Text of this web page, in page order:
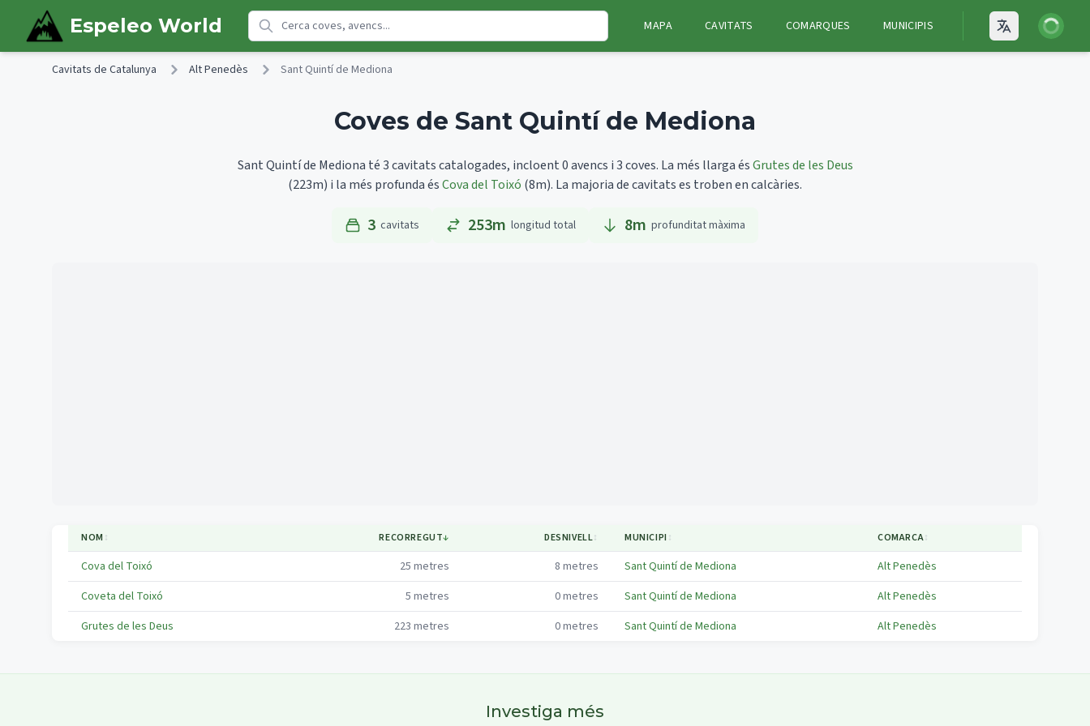
Skip to main content
Espeleo World MAPA CAVITATS COMARQUES MUNICIPIS Open
Iniciar
Cavitats de Catalunya Alt Penedès Sant Quintí de Mediona
Coves de Sant Quintí de Mediona
Sant Quintí de Mediona té 3 cavitats catalogades, incloent 0 avencs i 3 coves. La més llarga ésGrutes de les Deus
(223m) i la més profunda ésCova del Toixó (8m). La majoria de cavitats es troben en calcàries.
3 cavitats 253m longitud total 8m profunditat màxima
NOM ↕ RECORREGUT↓ DESNIVELL↕ MUNICIPI↕ COMARCA↕
Cova del Toixó 25 metres 8 metres Sant Quintí de Mediona
Alt Penedès
Coveta del Toixó
5 metres 0metres Sant Quintí de Mediona
Alt Penedès
Grutes de les Deus
223 metres 0metres Sant Quintí de Mediona Alt Penedès
Investiga més